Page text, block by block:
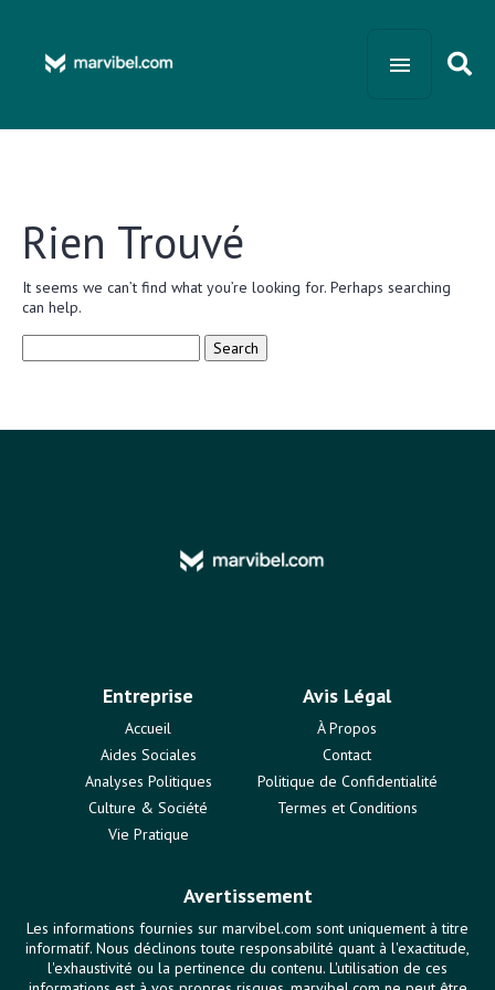
Rien Trouvé
It seems we can’t find what you’re looking for. Perhaps searching
can help.
Entreprise
Accueil
Aides Sociales
Analyses Politiques
Culture & Société
Vie Pratique
Avis Légal
À Propos
Contact
Politique de Confidentialité
Termes et Conditions
Avertissement
Les informations fournies sur marvibel.com sont uniquement à titre
informatif. Nous déclinons toute responsabilité quant à l'exactitude,
l'exhaustivité ou la pertinence du contenu. L'utilisation de ces